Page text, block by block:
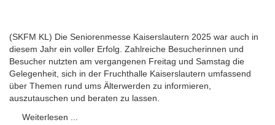
(SKFM KL) Die Seniorenmesse Kaiserslautern 2025 war auch in
diesem Jahr ein voller Erfolg. Zahlreiche Besucherinnen und
Besucher nutzten am vergangenen Freitag und Samstag die
Gelegenheit, sich in der Fruchthalle Kaiserslautern umfassend
über Themen rund ums Älterwerden zu informieren,
auszutauschen und beraten zu lassen.
Weiterlesen ...